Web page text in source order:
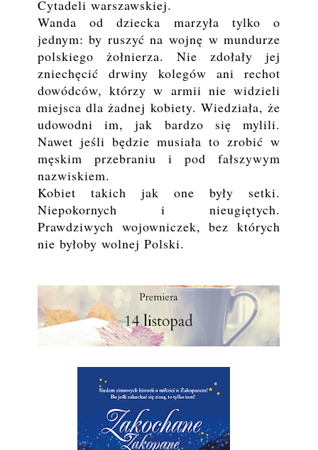
Cytadeli warszawskiej.
Wanda od dziecka marzyła tylko o
jednym: by ruszyć na wojnę w mundurze
polskiego żołnierza. Nie zdołały jej
zniechęcić drwiny kolegów ani rechot
dowódców, którzy w armii nie widzieli
miejsca dla żadnej kobiety. Wiedziała, że
udowodni im, jak bardzo się mylili.
Nawet jeśli będzie musiała to zrobić w
męskim przebraniu i pod fałszywym
nazwiskiem.
Kobiet takich jak one były setki.
Niepokornych i nieugiętych.
Prawdziwych wojowniczek, bez których
nie byłoby wolnej Polski.